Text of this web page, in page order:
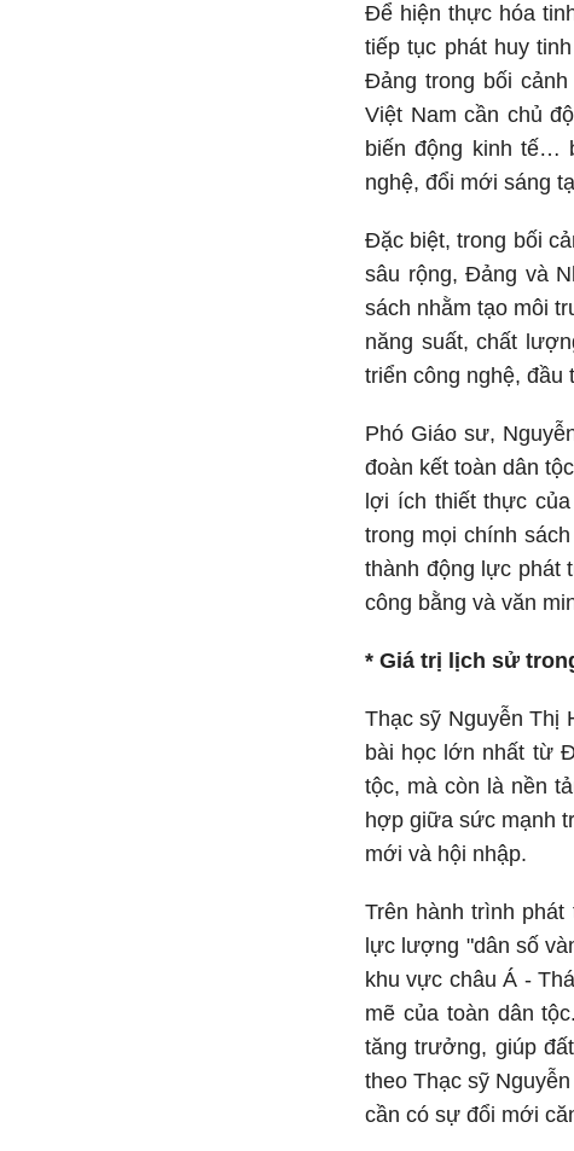
Để hiện thực hóa
tiếp tục phát huy
Đảng trong bối
Việt Nam cần chủ
biến động kinh tế…
nghệ, đổi mới sáng
Đặc biệt, trong bối
sâu rộng, Đảng và
sách nhằm tạo môi
năng suất, chất
triển công nghệ, đầu
Phó Giáo sư,
đoàn kết toàn dân
lợi ích thiết thực
trong mọi chính
thành động lực phát
công bằng và văn
* Giá trị lịch sử
Thạc sỹ Nguyễn Thị
bài học lớn nhất từ
tộc, mà còn là nền
hợp giữa sức mạnh
mới và hội nhập.
Trên hành trình
lực lượng "dân số
khu vực châu Á -
mẽ của toàn dân
tăng trưởng, giúp
theo Thạc sỹ
cần có sự đổi mới